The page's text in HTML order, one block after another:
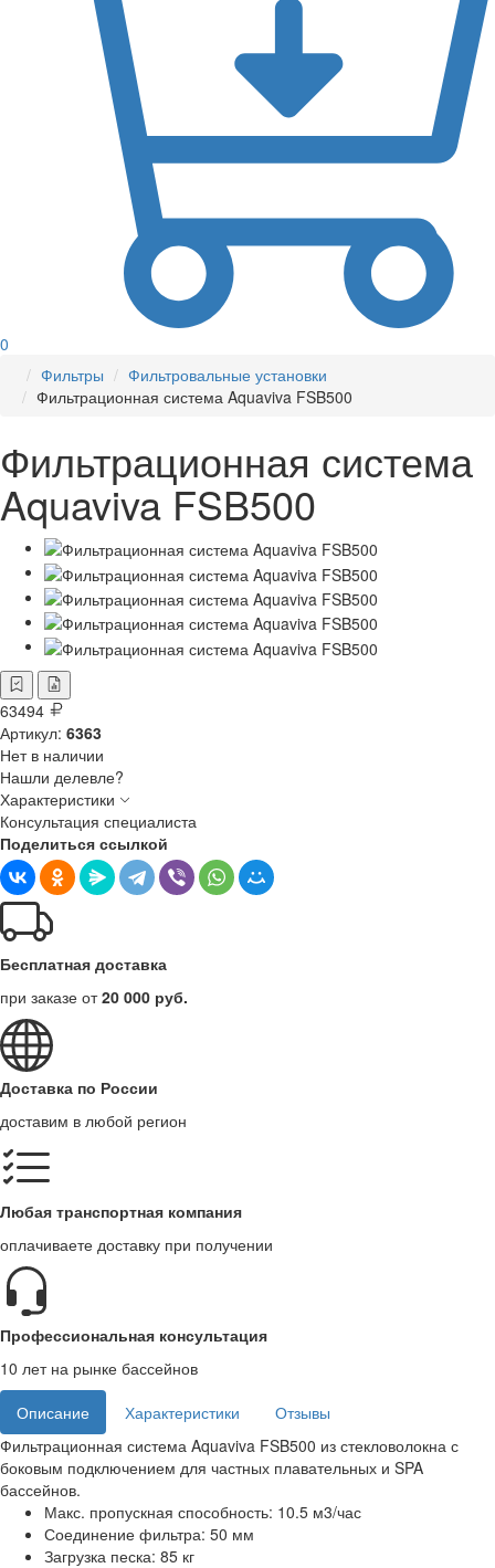
0
Фильтры
Фильтровальные установки
Фильтрационная система Aquaviva FSB500
Фильтрационная система
Aquaviva FSB500
63494
Артикул: 6363
Нет в наличии
Нашли делевле?
Характеристики
Консультация специалиста
Поделиться ссылкой
Бесплатная доставка
при заказе от20 000 руб.
Доставка по России
доставим в любой регион
Любая транспортная компания
оплачиваете доставку при получении
Профессиональная консультация
10 лет на рынке бассейнов
Описание
Характеристики
Отзывы
Фильтрационная система Aquaviva FSB500 из стекловолокна с
боковым подключением для частных плавательных и SPA
бассейнов.
Макс. пропускная способность: 10.5 м3/час
Соединение фильтра: 50 мм
Загрузка песка: 85 кг